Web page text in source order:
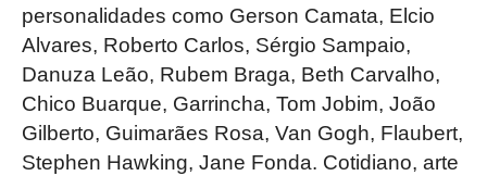
personalidades como Gerson Camata, Elcio
Alvares, Roberto Carlos, Sérgio Sampaio,
Danuza Leão, Rubem Braga, Beth Carvalho,
Chico Buarque, Garrincha, Tom Jobim, João
Gilberto, Guimarães Rosa, Van Gogh, Flaubert,
Stephen Hawking, Jane Fonda. Cotidiano, arte